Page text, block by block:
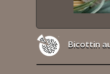
Bicottin